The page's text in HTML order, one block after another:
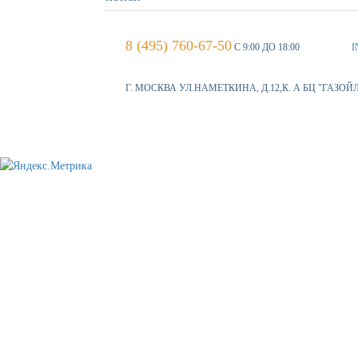
8 (495) 760-67-50 С 9:00 ДО 18:00
Г. МОСКВА УЛ.НАМЕТКИНА, Д.12,К. А БЦ